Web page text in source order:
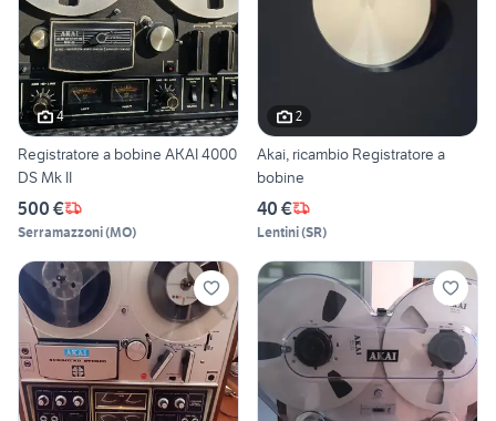
4
Registratore a bobine AKAI 4000
DS Mk II
500 €
Serramazzoni(MO)
2
Akai, ricambio Registratore a
bobine
40 €
Lentini(SR)